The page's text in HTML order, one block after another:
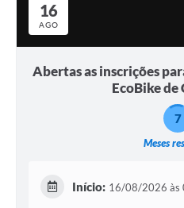
16
AGO
Abertas as inscrições
EcoBike de
Meses
7
Início: 16/08/2026 às